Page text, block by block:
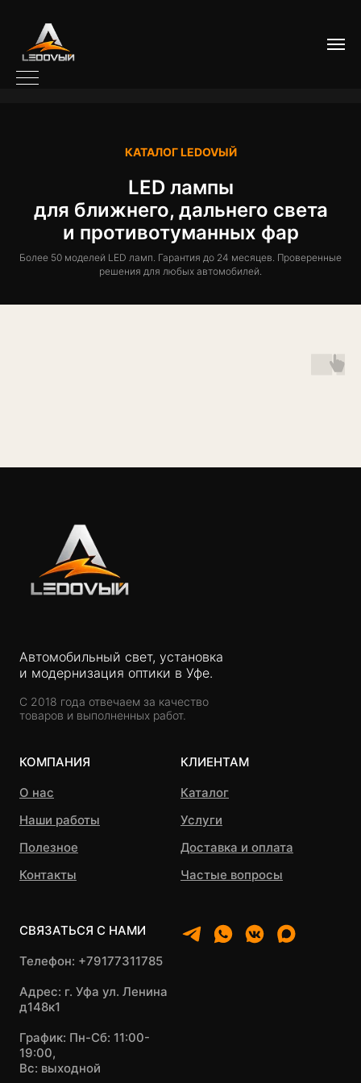
КАТАЛОГ LEDOVЫЙ
LED лампы
для ближнего, дальнего света
и противотуманных фар
Более 50 моделей LED ламп. Гарантия до 24 месяцев. Проверенные
решения для любых автомобилей.
Автомобильный свет, установка
и модернизация оптики в Уфе.
С 2018 года отвечаем за качество
товаров и выполненных работ.
КОМПАНИЯ
О нас
Наши работы
Полезное
Контакты
КЛИЕНТАМ
Каталог
Услуги
Доставка и оплата
Частые вопросы
СВЯЗАТЬСЯ С НАМИ
Телефон: +79177311785
Адрес: г. Уфа ул. Ленина
д148к1
График: Пн-Сб: 11:00-
19:00,
Вс: выходной